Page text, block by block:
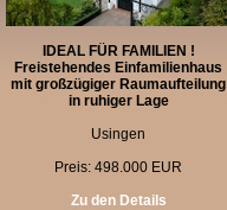
IDEAL FÜR FAMILIEN !
Freistehendes Einfamilienhaus
mit großzügiger Raumaufteilung
in ruhiger Lage
Usingen
Preis: 498.000 EUR
Zu den Details